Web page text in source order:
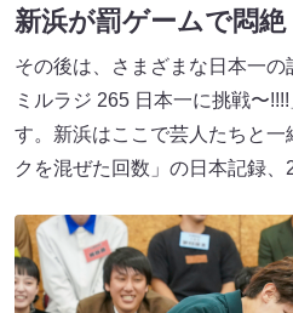
新浜が罰ゲームで悶絶
その後は、さまざまな⽇本⼀
ミルラジ 265 ⽇本⼀に挑戦〜
す。新浜はここで芸⼈たちと
クを混ぜた回数」の⽇本記録、